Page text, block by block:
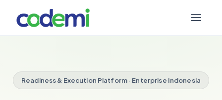
Readiness & Execution Platform · Enterprise Indonesia